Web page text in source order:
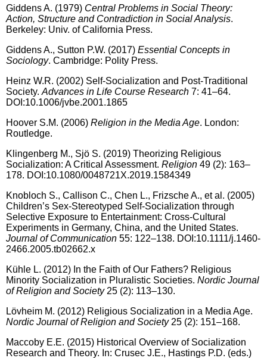
Giddens A. (1979) Central Problems in Social Theory:
Action, Structure and Contradiction in Social Analysis.
Berkeley: Univ. of California Press.
Giddens A., Sutton P.W. (2017) Essential Concepts in
Sociology. Cambridge: Polity Press.
Heinz W.R. (2002) Self-Socialization and Post-Traditional
Society. Advances in Life Course Research 7: 41–64.
DOI:10.1006/jvbe.2001.1865
Hoover S.M. (2006) Religion in the Media Age. London:
Routledge.
Klingenberg M., Sjö S. (2019) Theorizing Religious
Socialization: A Critical Assessment. Religion 49 (2): 163–
178. DOI:10.1080/0048721X.2019.1584349
Knobloch S., Callison C., Chen L., Frizsche A., et al. (2005)
Children’s Sex-Stereotyped Self-Socialization through
Selective Exposure to Entertainment: Cross-Cultural
Experiments in Germany, China, and the United States.
Journal of Communication 55: 122–138. DOI:10.1111/j.1460-
2466.2005.tb02662.x
Kühle L. (2012) In the Faith of Our Fathers? Religious
Minority Socialization in Pluralistic Societies. Nordic Journal
of Religion and Society 25 (2): 113–130.
Lövheim M. (2012) Religious Socialization in a Media Age.
Nordic Journal of Religion and Society 25 (2): 151–168.
Maccoby E.E. (2015) Historical Overview of Socialization
Research and Theory. In: Crusec J.E., Hastings P.D. (eds.)